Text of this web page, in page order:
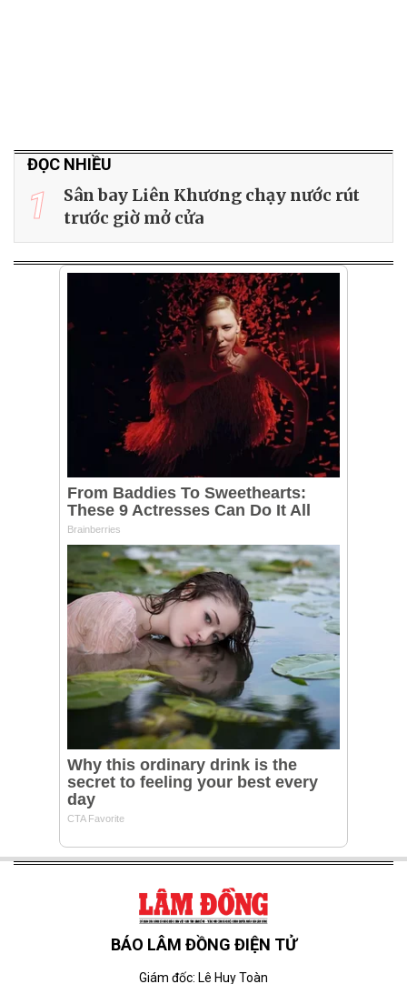
ĐỌC NHIỀU
1
Sân bay Liên Khương chạy nước rút
trước giờ mở cửa
BÁO LÂM ĐỒNG ĐIỆN TỬ
Giám đốc: Lê Huy Toàn